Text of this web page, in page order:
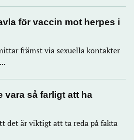
för vaccin mot herpes i
främst via sexuella kontakter
vara så farligt att ha
det är viktigt att ta reda på fakta